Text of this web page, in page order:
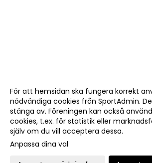
För att hemsidan ska fungera korrekt
nödvändiga cookies från SportAdmin.
stänga av. Föreningen kan också
cookies, t.ex. för statistik eller
själv om du vill acceptera dessa.
Anpassa dina val